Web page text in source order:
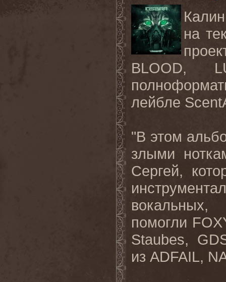
на
BLOOD,
лейбле
"В этом
злыми
Сергей,
помогли
Staubes,
из ADFAIL,